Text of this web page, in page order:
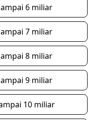
6 miliar
7 miliar
8 miliar
9 miliar
10 miliar